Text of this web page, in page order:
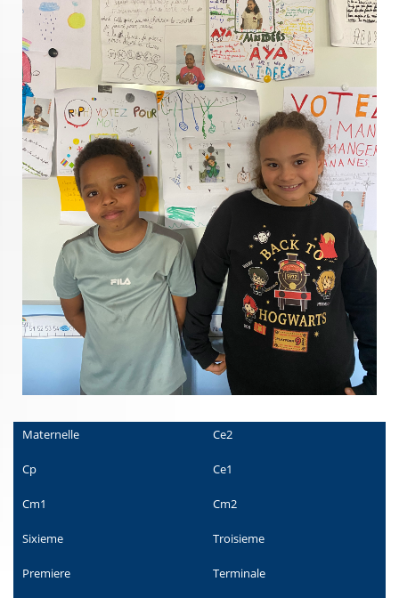
Maternelle Ce2
Cp Ce1
Cm1 Cm2
Sixieme Troisieme
Premiere Terminale